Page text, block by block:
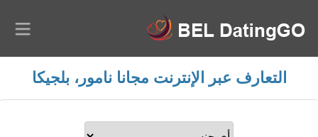
التعارف عبر الإنترنت مجانا نامور، بلجيكا